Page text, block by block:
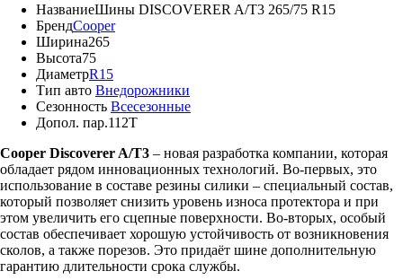
НазваниеШины DISCOVERER A/T3 265/75 R15
БрендCooper
Ширина265
Высота75
ДиаметрR15
Тип авто Внедорожники
Сезонность Всесезонные
Допол. пар.112T
Cooper Discoverer A/T3 – новая разработка компании, которая
обладает рядом инновационных технологий. Во-первых, это
использование в составе резины силики – специальный состав,
который позволяет снизить уровень износа протектора и при
этом увеличить его сцепные поверхности. Во-вторых, особый
состав обеспечивает хорошую устойчивость от возникновения
сколов, а также порезов. Это придаёт шине дополнительную
гарантию длительности срока службы.